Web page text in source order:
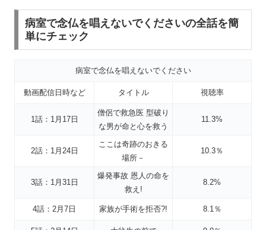
病室で念仏を唱えないでくださいの全話を簡
単にチェック
病室で念仏を唱えないでください
動画配信日時など タイトル 視聴率
1話：1月17日
僧侶で救急医 型破り
な男が命と心を救う
11.3%
2話：1月24日
ここは奇跡のおきる
場所－
10.3％
3話：1月31日
爆発事故 恩人の命を
救え!
8.2%
4話：2月7日 家族が手術を拒否?! 8.1％